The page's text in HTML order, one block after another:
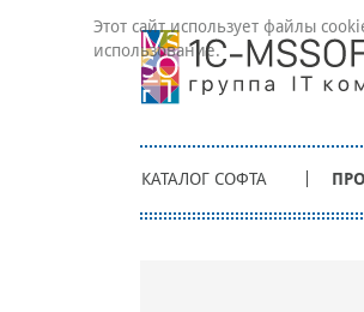
КАТАЛОГ СОФТА
Этот сайт использует файлы
использование.